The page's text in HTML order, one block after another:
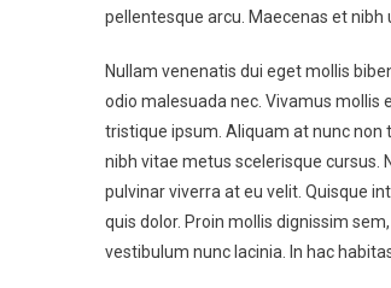
pellentesque arcu. Maecenas et
Nullam venenatis dui eget mollis
odio malesuada nec. Vivamus mollis
tristique ipsum. Aliquam at nunc non
nibh vitae metus scelerisque cursus.
pulvinar viverra at eu velit. Quisque
quis dolor. Proin mollis dignissim
vestibulum nunc lacinia. In hac